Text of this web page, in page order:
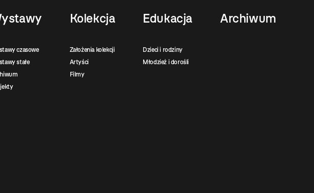
czasowe
stałe
Kolekcja
Założenia kolekcji
Artyści
Filmy
Edukacja
Dzieci i rodziny
Młodzież i dorośli
Archiwum